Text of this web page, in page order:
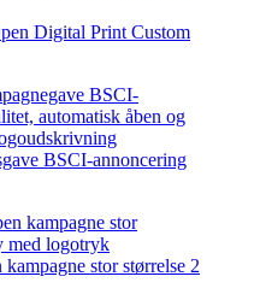
Digital Print Custom
BSCI-annoncering
stor størrelse 2